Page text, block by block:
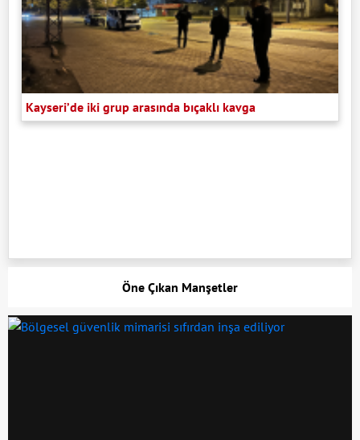
Kayseri’de iki grup arasında bıçaklı kavga
Öne Çıkan Manşetler